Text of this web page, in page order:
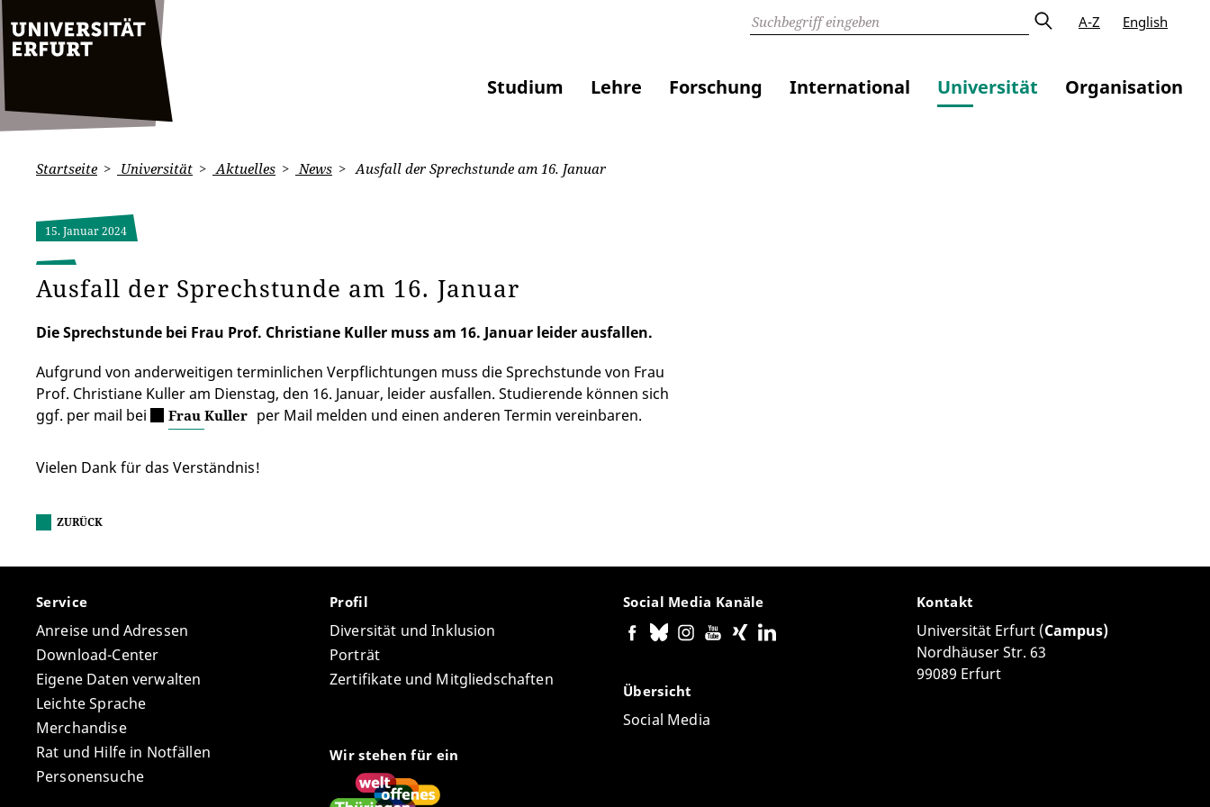
A-Z English
Studium Lehre Forschung International Universität Organisation
Startseite Universität Aktuelles News Ausfall der Sprechstunde am 16. Januar
15. Januar 2024
Ausfall der Sprechstunde am 16. Januar
Die Sprechstunde bei Frau Prof. Christiane Kuller muss am 16. Januar leider ausfallen.
Aufgrund von anderweitigen terminlichen Verpflichtungen muss die Sprechstunde von Frau
Prof. Christiane Kuller am Dienstag, den 16. Januar, leider ausfallen. Studierende können sich
ggf. per mail bei
Frau Kuller per Mail melden und einen anderen Termin vereinbaren.
Vielen Dank für das Verständnis!
ZURÜCK
Service
Anreise und Adressen
Download-Center
Eigene Daten verwalten
Leichte Sprache
Merchandise
Rat und Hilfe in Notfällen
Personensuche
Profil
Diversität und Inklusion
Porträt
Zertifikate und Mitgliedschaften
Wir stehen für ein
Social Media Kanäle
Übersicht
Social Media
Kontakt
Universität Erfurt (Campus)
Nordhäuser Str. 63
99089 Erfurt